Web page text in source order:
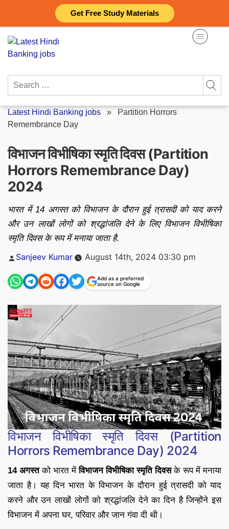
Get Free Study Materials
content
Search
Latest Hindi Banking jobs » Partition Horrors
Remembrance Day
विभाजन विभीषिका स्मृति दिवस (Partition
Horrors Remembrance Day)
2024
भारत में 14 अगस्त को विभाजन के दौरान हुई त्रासदी को याद करने
और उन लाखों लोगों को श्रद्धांजलि देने के लिए विभाजन विभीषिका
स्मृति दिवस के रूप में मनाया जाता है.
Posted
Sanjeev Kumar August 14th, 2024 03:30 pm
Add as a preferred
source on Google
विभाजन विभीषिका स्मृति दिवस (Partition
Horrors Remembrance Day) 2024
14 अगस्तको भारत मेंविभाजन विभीषिका स्मृति दिवसके रूप में मनाया
जाता है। यह दिन भारत के विभाजन के दौरान हुई त्रासदी को याद
करने और उन लाखों लोगों को श्रद्धांजलि देने का दिन है जिन्होंने इस
विभाजन में अपना घर, परिवार और जान गंवा दी थी।